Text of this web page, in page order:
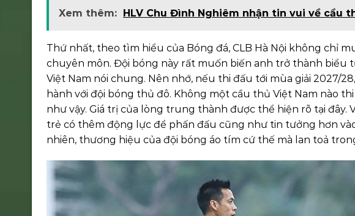
Xem thêm: HLV Chu Đình Nghiêm nhận tin vui về cầu
Thứ nhất, theo tìm hiểu của Bóng đá, CLB Hà Nội không chỉ
chuyên môn. Đội bóng này rất muốn biến anh trở thành biểu
Việt Nam nói chung. Nên nhớ, nếu thi đấu tới mùa giải 2027/
hành với đội bóng thủ đô. Không một cầu thủ Việt Nam nào
như vậy. Giá trị của lòng trung thành được thể hiện rõ tại
trẻ có thêm động lực để phấn đấu cũng như tin tưởng hơn
nhiên, thương hiệu của đội bóng áo tím cứ thế mà lan toả